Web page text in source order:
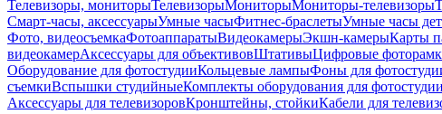
Телевизоры, мониторыТелевизорыМониторыМониторы-телевизоры
Смарт-часы, аксессуарыУмные часыФитнес-браслетыУмные часы
Фото, видеосъемкаФотоаппаратыВидеокамерыЭкшн-камерыКарты
видеокамерАксессуары для объективовШтативыЦифровые
Оборудование для фотостудииКольцевые лампыФоны для
съемкиВспышки студийныеКомплекты оборудования для фотостудии
Аксессуары для телевизоровКронштейны, стойкиКабели для